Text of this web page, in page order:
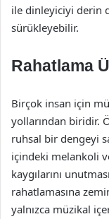
ile dinleyiciyi derin
sürükleyebilir.
Rahatlama
Birçok insan için
yollarından biridir.
ruhsal bir dengeyi
içindeki melankoli
kaygılarını
rahatlamasına
yalnızca müzikal